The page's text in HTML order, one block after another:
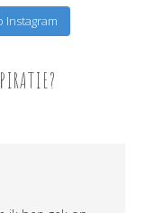
Instagram